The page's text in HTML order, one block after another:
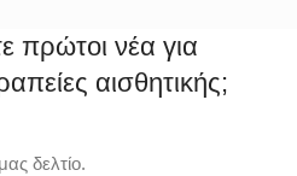
πρώτοι νέα για
αισθητικής;
δελτίο.